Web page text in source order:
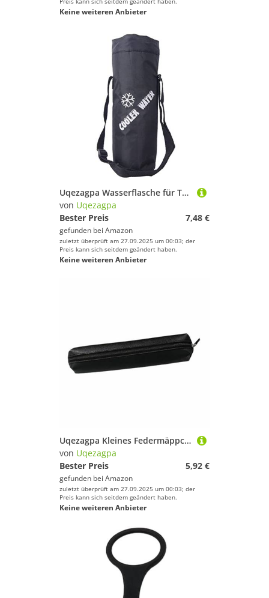
Keine weiteren Anbieter
Uqezagpa Wasserflasche für Tragetasche, tragbar, isoliert, Wasserhalter für Männer, Frauen, Kinder, Wandern, Camping, isolierte Kühltasche für Reisen
von Uqezagpa
Bester Preis
7,48 €
gefunden bei Amazon
zuletzt überprüft am 27.09.2025 um 00:03; der
Preis kann sich seitdem geändert haben.
Keine weiteren Anbieter
Uqezagpa Kleines Federmäppchen, Stifthalter, Leder-Aufbewahrungstasche, Reißverschluss, tragbarer Stift-Organizer, Reise-Kosmetiktasche für Damen und Herren, Make-up-Federmäppchen, Schwarz
von Uqezagpa
Bester Preis
5,92 €
gefunden bei Amazon
zuletzt überprüft am 27.09.2025 um 00:03; der
Preis kann sich seitdem geändert haben.
Keine weiteren Anbieter